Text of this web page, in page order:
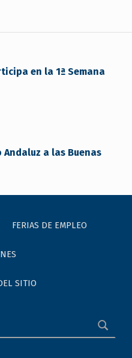
en la 1ª Semana
Andaluz a las Buenas
FERIAS DE EMPLEO
SITIO